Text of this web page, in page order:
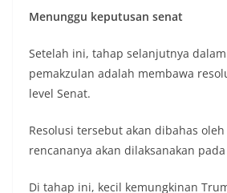
Menunggu keputusan senat
Setelah ini, tahap selanjutnya
pemakzulan adalah membawa
level Senat.
Resolusi tersebut akan dibahas oleh
rencananya akan dilaksanakan
Di tahap ini, kecil kemungkinan